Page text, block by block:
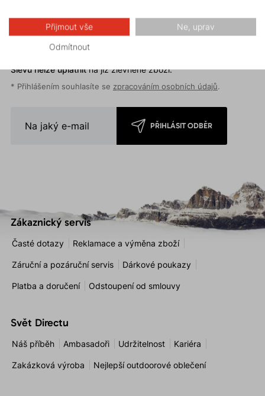
Novinky na e-mail
Nechte si zasílat naše novinky přímo do emailu! Registrací
Slevu nelze uplatnitna již zlevněné zboží.
* Přihlášením souhlasíte se zpracováním osobních údajů.
PŘIHLÁSIT ODBĚR
Zákaznický servis
Časté dotazy Reklamace a výměna zboží
Záruční a pozáruční servis Dárkové poukazy
Platba a doručení Odstoupení od smlouvy
Svět Directu
Náš příběh Ambasadoři Udržitelnost Kariéra
Zakázková výroba Nejlepší outdoorové oblečení
Přijmout vše Ne, uprav
Odmítnout